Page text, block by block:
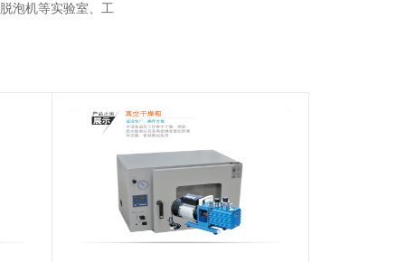
泡机等实验室、工